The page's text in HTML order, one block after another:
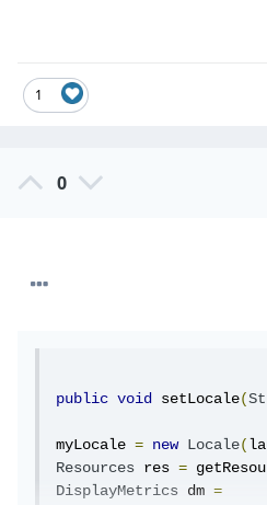
1
0
public void setLocale(
myLocale = new Locale(
Resources res =
DisplayMetrics
dm =